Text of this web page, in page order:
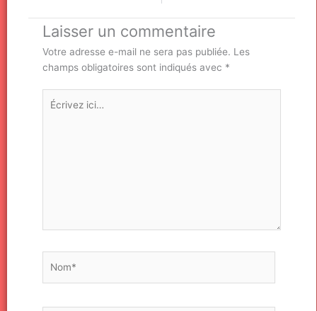
Laisser un commentaire
Votre adresse e-mail ne sera pas publiée. Les
champs obligatoires sont indiqués avec *
Écrivez
ici…